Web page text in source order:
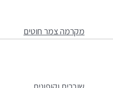
מקרמה צמר חוטים